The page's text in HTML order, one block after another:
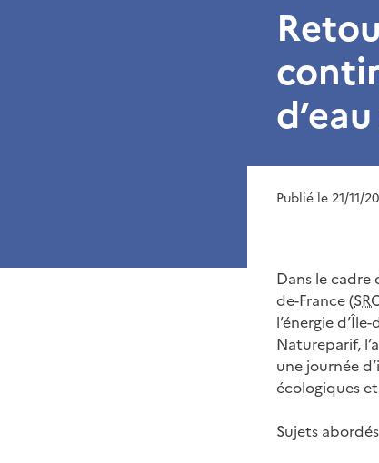
Publié le 21/11/
Dans le cadre
de-France (
l’énergie
Natureparif,
une journée
écologiques et
Sujets